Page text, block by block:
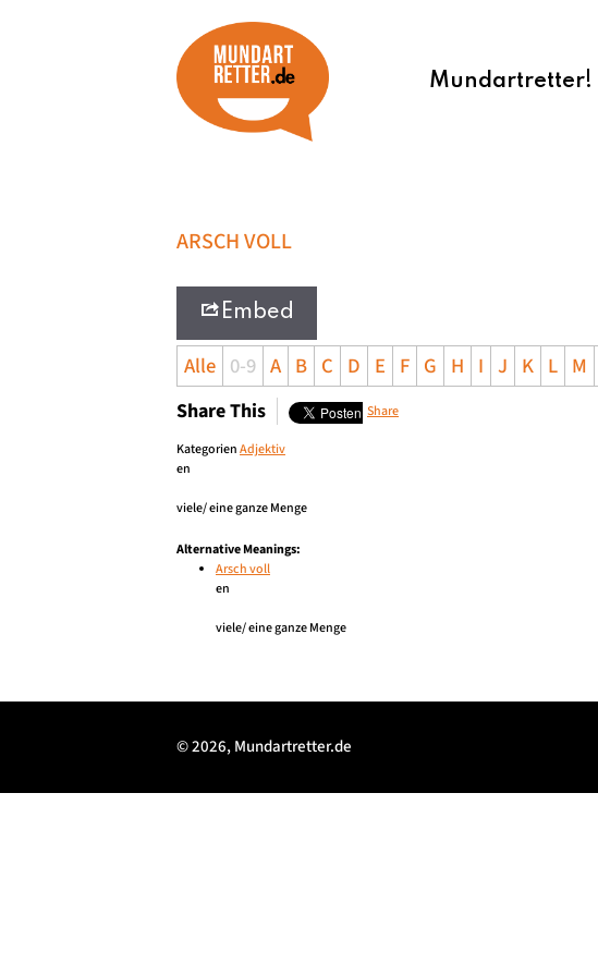
Mundartretter!
ARSCH VOLL
Embed
Alle 0-9 A B C D E F G H I J K L M
Share This Share
KategorienAdjektiv
en
viele/ eine ganze Menge
Alternative Meanings:
Arsch voll
en
viele/ eine ganze Menge
© 2026, Mundartretter.de